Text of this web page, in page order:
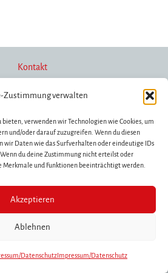
Zustimmung verwalten
verwenden wir Technologien wie Cookies, um
und/oder darauf zuzugreifen. Wenn du diesen
wir Daten wie das Surfverhalten oder eindeutige IDs
du deine Zustimmung nicht erteilst oder
und Funktionen beeinträchtigt werden.
Akzeptieren
Ablehnen
DatenschutzImpressum/Datenschutz
Kontakt
Spenden
Datenschutz